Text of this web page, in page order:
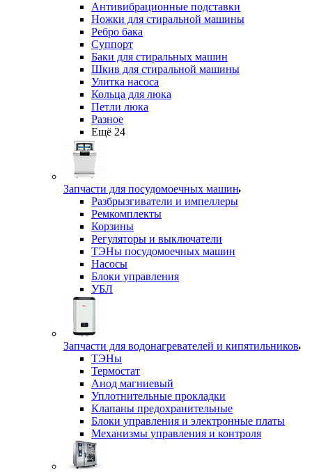
Антивибрационные подставки
Ножки для стиральной машины
Ребро бака
Суппорт
Баки для стиральных машин
Шкив для стиральной машины
Улитка насоса
Кольца для люка
Петли люка
Разное
Ещё 24
Запчасти для посудомоечных машин
Разбрызгиватели и импеллеры
Ремкомплекты
Корзины
Регуляторы и выключатели
ТЭНы посудомоечных машин
Насосы
Блоки управления
УБЛ
Запчасти для водонагревателей и кипятильников
ТЭНы
Термостат
Анод магниевый
Уплотнительные прокладки
Клапаны предохранительные
Блоки управления и электронные платы
Механизмы управления и контроля